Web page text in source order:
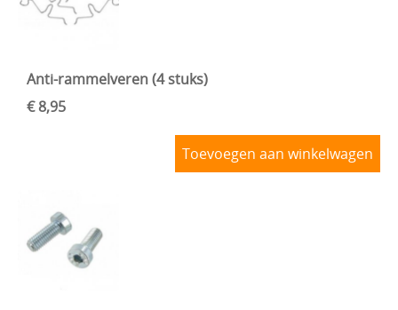
HAND & VOETBEDIENINGEN
Anti-rammelveren (4 stuks)
€ 8,95
Toevoegen aan winkelwagen